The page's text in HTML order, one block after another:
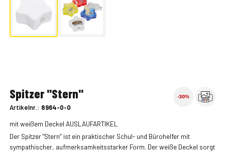
Spitzer "Stern"
Artikelnr.: 8964-0-0
mit weißem Deckel AUSLAUFARTIKEL
Der Spitzer "Stern“ ist ein praktischer Schul- und Bürohelfer mit
sympathischer, aufmerksamkeitsstarker Form. Der weiße Deckel sorgt